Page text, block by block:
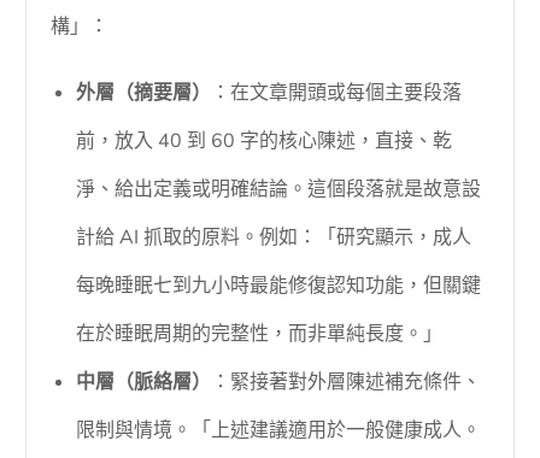
構」：
外層（摘要層）
：在文章開頭或每個主要段落
前，放入 40 到 60 字的核心陳述，直接、乾
淨、給出定義或明確結論。這個段落就是故意設
計給 AI 抓取的原料。例如：「研究顯示，成人
每晚睡眠七到九小時最能修復認知功能，但關鍵
在於睡眠周期的完整性，而非單純長度。」
中層（脈絡層）
：緊接著對外層陳述補充條件、
限制與情境。「上述建議適用於一般健康成人。